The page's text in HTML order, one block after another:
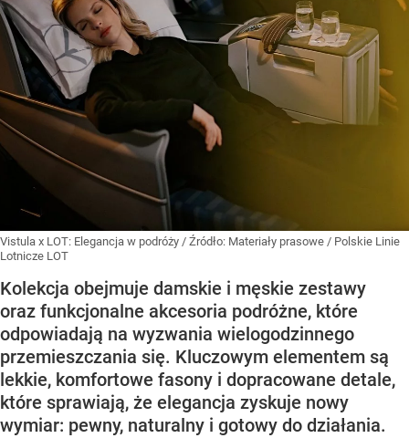
Vistula x LOT: Elegancja w podróży / Źródło: Materiały prasowe / Polskie Linie
Lotnicze LOT
Kolekcja obejmuje damskie i męskie zestawy
oraz funkcjonalne akcesoria podróżne, które
odpowiadają na wyzwania wielogodzinnego
przemieszczania się. Kluczowym elementem są
lekkie, komfortowe fasony i dopracowane detale,
które sprawiają, że elegancja zyskuje nowy
wymiar: pewny, naturalny i gotowy do działania.